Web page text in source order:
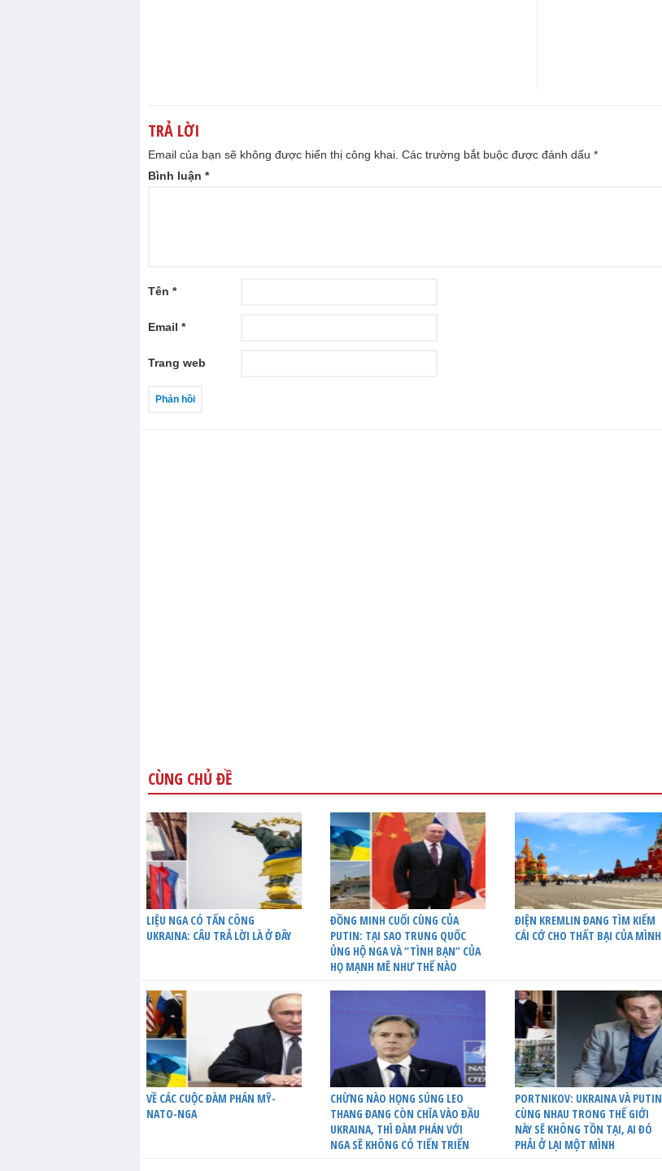
TRẢ LỜI
Email của bạn sẽ không được hiển thị công khai. Các trường bắt buộc được đánh dấu *
Bình luận *
Tên *
Email *
Trang web
CÙNG CHỦ ĐỀ
LIỆU NGA CÓ TẤN CÔNG
UKRAINA: CÂU TRẢ LỜI LÀ Ở ĐÂY
ĐỒNG MINH CUỐI CÙNG CỦA
PUTIN: TẠI SAO TRUNG QUỐC
ỦNG HỘ NGA VÀ “TÌNH BẠN” CỦA
HỌ MẠNH MẼ NHƯ THẾ NÀO
ĐIỆN KREMLIN ĐANG TÌM KIẾM
CÁI CỚ CHO THẤT BẠI CỦA MÌNH
VỀ CÁC CUỘC ĐÀM PHÁN MỸ-
NATO-NGA
CHỪNG NÀO HỌNG SÚNG LEO
THANG ĐANG CÒN CHĨA VÀO ĐẦU
UKRAINA, THÌ ĐÀM PHÁN VỚI
NGA SẼ KHÔNG CÓ TIẾN TRIỂN
PORTNIKOV: UKRAINA VÀ PUTIN
CÙNG NHAU TRONG THẾ GIỚI
NÀY SẼ KHÔNG TỒN TẠI, AI ĐÓ
PHẢI Ở LẠI MỘT MÌNH